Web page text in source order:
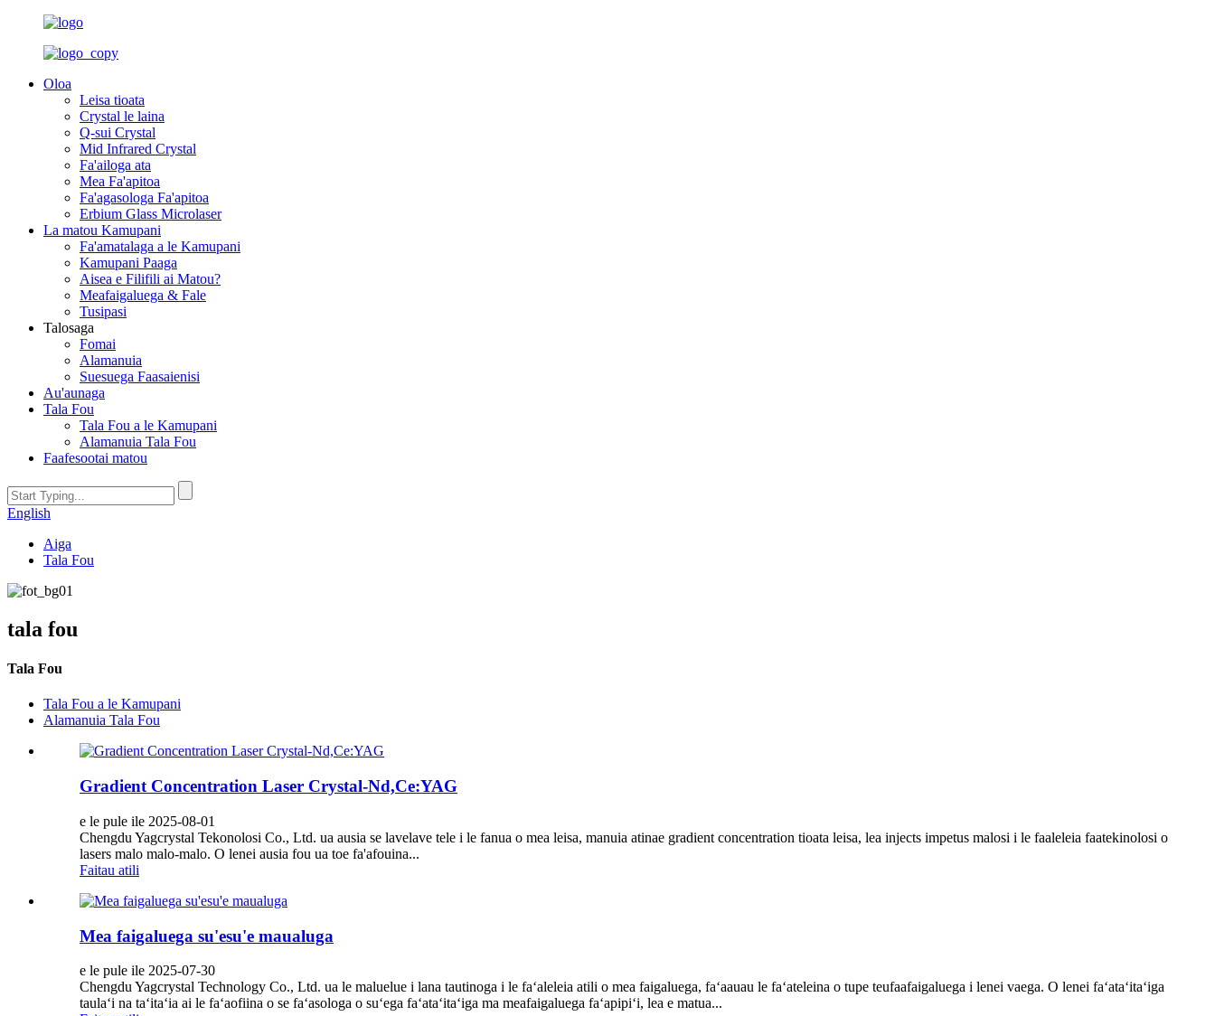
Oloa
Leisa tioata
Crystal le laina
Q-sui Crystal
Mid Infrared Crystal
Fa'ailoga ata
Mea Fa'apitoa
Fa'agasologa Fa'apitoa
Erbium Glass Microlaser
La matou Kamupani
Fa'amatalaga a le Kamupani
Kamupani Paaga
Aisea e Filifili ai Matou?
Meafaigaluega & Fale
Tusipasi
Talosaga
Fomai
Alamanuia
Suesuega Faasaienisi
Au'aunaga
Tala Fou
Tala Fou a le Kamupani
Alamanuia Tala Fou
Faafesootai matou
English
Aiga
Tala Fou
tala fou
Tala Fou
Tala Fou a le Kamupani
Alamanuia Tala Fou
Gradient Concentration Laser Crystal-Nd,Ce:YAG
e le pule ile 2025-08-01
Chengdu Yagcrystal Tekonolosi Co., Ltd. ua ausia se lavelave tele i le fanua o mea leisa, manuia atinae gradient concentration tioata leisa, lea injects impetus malosi i le faaleleia faatekinolosi o
lasers malo malo-malo. O lenei ausia fou ua toe fa'afouina...
Faitau atili
Mea faigaluega su'esu'e maualuga
e le pule ile 2025-07-30
Chengdu Yagcrystal Technology Co., Ltd. ua le maluelue i lana tautinoga i le faʻaleleia atili o mea faigaluega, faʻaauau le faʻateleina o tupe teufaafaigaluega i lenei vaega. O lenei faʻataʻitaʻiga
taulaʻi na taʻitaʻia ai le faʻaofiina o se faʻasologa o suʻega faʻataʻitaʻiga ma meafaigaluega faʻapipiʻi, lea e matua...